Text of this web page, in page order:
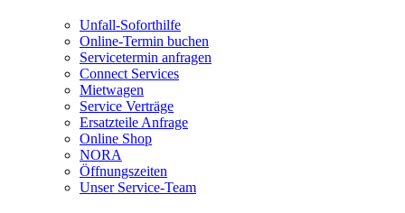
Unfall-Soforthilfe
Online-Termin buchen
Servicetermin anfragen
Connect Services
Mietwagen
Service Verträge
Ersatzteile Anfrage
Online Shop
NORA
Öffnungszeiten
Unser Service-Team